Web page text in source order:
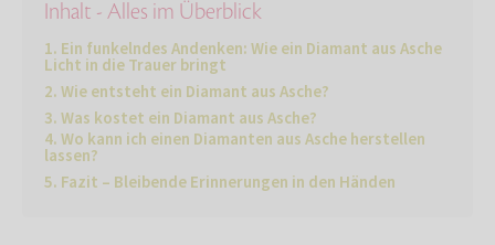
Inhalt - Alles im Überblick
Ein funkelndes Andenken: Wie ein Diamant aus Asche
Licht in die Trauer bringt
Wie entsteht ein Diamant aus Asche?
Was kostet ein Diamant aus Asche?
Wo kann ich einen Diamanten aus Asche herstellen
lassen?
Fazit – Bleibende Erinnerungen in den Händen